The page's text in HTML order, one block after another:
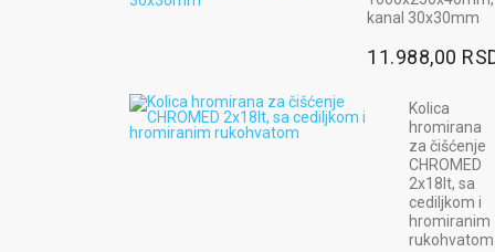
kanal 30x30mm
11.988,00
Kolica
hromirana
za čišćenje
CHROMED
2x18lt, sa
cediljkom i
hromiranim
rukohvatom
MAX
- boja
plava
RSD